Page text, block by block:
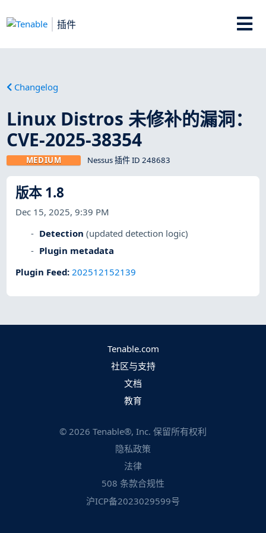
插件
Changelog
Linux Distros 未修补的漏洞：
CVE-2025-38354
MEDIUM Nessus 插件 ID 248683
版本 1.8
Dec 15, 2025, 9:39 PM
Detection (updated detection logic)
Plugin metadata
Plugin Feed:202512152139
Tenable.com
社区与支持
文档
教育
© 2026 Tenable®, Inc. 保留所有权利
隐私政策
法律
508 条款合规性
沪ICP备2023029599号